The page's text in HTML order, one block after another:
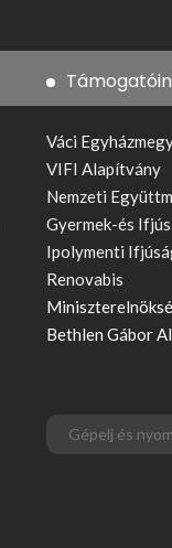
Váci
VIFI Alapítvány
Nemzeti
Gyermek-és
Ipolymenti
Renovabis
Bethlen Gábor